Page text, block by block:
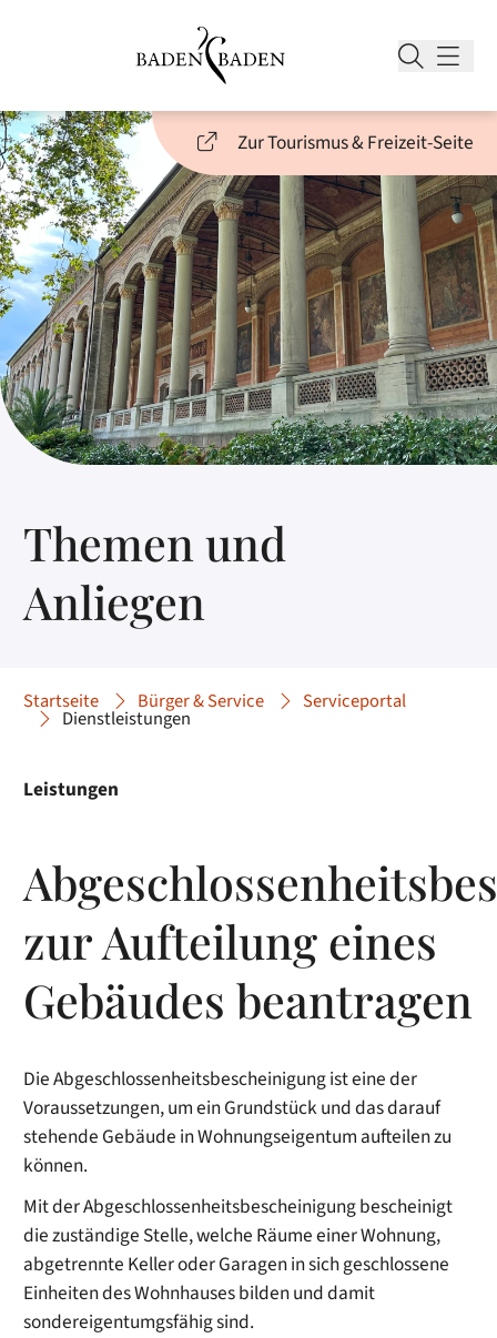
Zur Tourismus & Freizeit-Seite
Themen und
Anliegen
Startseite Bürger & Service Serviceportal
Dienstleistungen
Leistungen
zur Aufteilung eines
Gebäudes beantragen
Die Abgeschlossenheitsbescheinigung ist eine der
Voraussetzungen, um ein Grundstück und das darauf
stehende Gebäude in Wohnungseigentum aufteilen zu
können.
Mit der Abgeschlossenheitsbescheinigung bescheinigt
die zuständige Stelle, welche Räume einer Wohnung,
abgetrennte Keller oder Garagen in sich geschlossene
Einheiten des Wohnhauses bilden und damit
sondereigentumgsfähig sind.